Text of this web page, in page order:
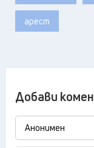
арест
Добави